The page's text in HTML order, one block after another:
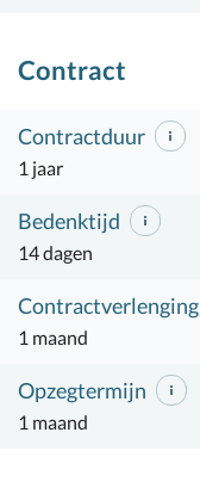
Contract
Contractduur
1 jaar
Bedenktijd
14 dagen
Contractverlenging
1 maand
Opzegtermijn
1 maand